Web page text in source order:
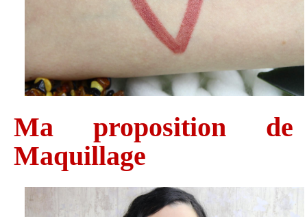
Ma proposition de
Maquillage